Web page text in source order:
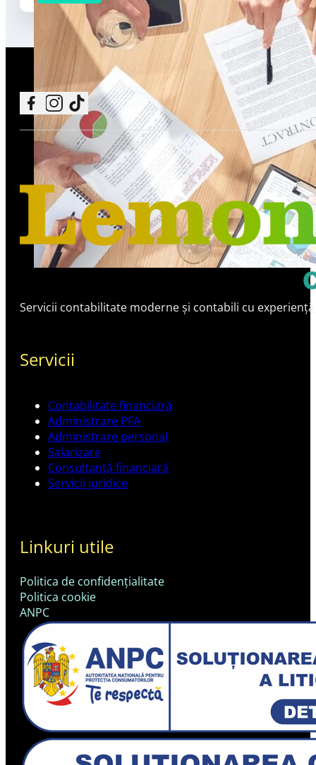
Follow me on Facebook
Follow me on Instagram
Follow me on TikTok
Servicii contabilitate moderne și contabili cu
Servicii
Contabilitate financiară
Administrare PFA
Administrare personal
Salarizare
Consultanță financiară
Servicii juridice
Linkuri utile
Politica de confidențialitate
Politica cookie
ANPC